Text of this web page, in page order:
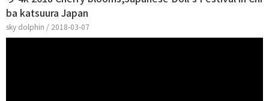
ba katsuura Japan
sky dolphin / 2018-03-07